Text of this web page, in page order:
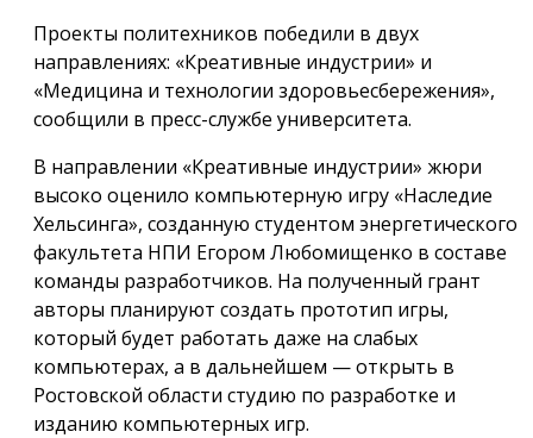
Проекты политехников победили в двух
направлениях: «Креативные индустрии» и
«Медицина и технологии здоровьесбережения»,
сообщили в пресс-службе университета.
В направлении «Креативные индустрии» жюри
высоко оценило компьютерную игру «Наследие
Хельсинга», созданную студентом энергетического
факультета НПИ Егором Любомищенко в составе
команды разработчиков. На полученный грант
авторы планируют создать прототип игры,
который будет работать даже на слабых
компьютерах, а в дальнейшем — открыть в
Ростовской области студию по разработке и
изданию компьютерных игр.